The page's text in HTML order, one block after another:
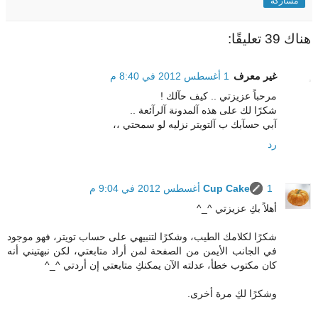
هناك 39 تعليقًا:
غير معرف
1 أغسطس 2012 في 8:40 م
مرحباً عزيزتي .. كيف حآلك !
شكرًا لك على هذه آلمدونة آلرآئعة ..
آبي حسآبك ب آلتويتر نزليه لو سمحتي ،،
رد
Cup Cake
1 أغسطس 2012 في 9:04 م
أهلاً بكِ عزيزتي ^_^
شكرًا لكلامك الطيب، وشكرًا لتنبيهي على حساب تويتر، فهو موجود
في الجانب الأيمن من الصفحة لمن أراد متابعتي، لكن نبهتيني أنه
كان مكتوب خطأ، عدلته الآن يمكنكِ متابعتي إن أردتي ^_^
وشكرًا لكِ مرة أخرى.